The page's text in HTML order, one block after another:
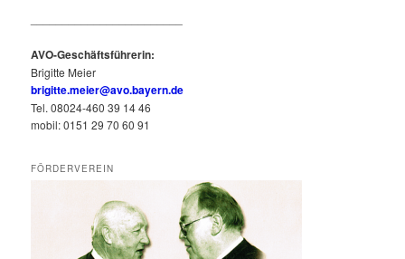
AVO-Geschäftsführerin:
Brigitte Meier
brigitte.meier@avo.bayern.de
Tel. 08024-460 39 14 46
mobil: 0151 29 70 60 91
FÖRDERVEREIN